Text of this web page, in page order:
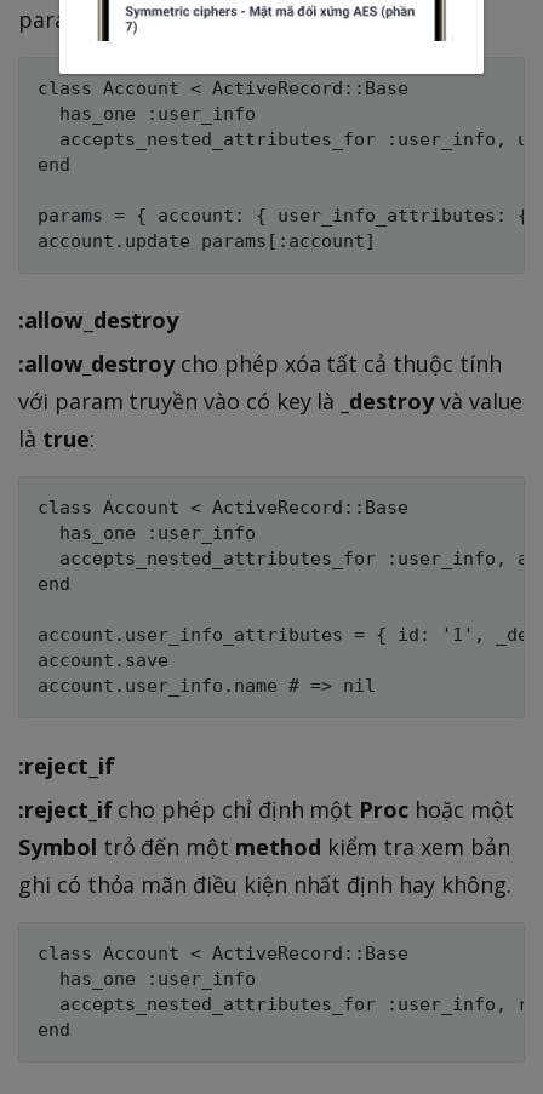
param muốn update, không cần truyền id.
class Account < ActiveRecord::Base
  has_one :user_info
accepts_nested_attributes_for :user_info,
end
params = { account: { user_info_attributes:
:allow_destroy
:allow_destroycho phép xóa tất cả thuộc tính
với param truyền vào có key là _destroyvà value
là true:
class Account < ActiveRecord::Base
  has_one :user_info
accepts_nested_attributes_for :user_info,
end
account.user_info_attributes = { id: '1',
account.save
:reject_if
:reject_ifcho phép chỉ định một Proc hoặc một
Symbol trỏ đến một method kiểm tra xem bản
ghi có thỏa mãn điều kiện nhất định hay không.
class Account < ActiveRecord::Base
  has_one :user_info
accepts_nested_attributes_for :user_info,